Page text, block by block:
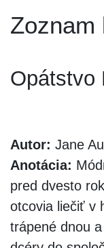
Zoznam
Opátstvo
Autor: Jane
Anotácia:
pred dvesto
otcovia liečiť v
trápené dnou